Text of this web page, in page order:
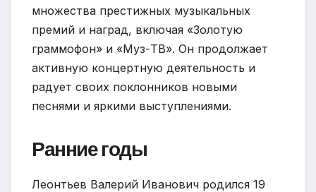
множества престижных музыкальных
премий и наград, включая «Золотую
граммофон» и «Муз-ТВ». Он продолжает
активную концертную деятельность и
радует своих поклонников новыми
песнями и яркими выступлениями.
Ранние годы
Леонтьев Валерий Иванович родился 19